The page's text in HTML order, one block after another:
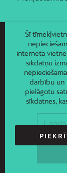
Piesakies
Šī
interneta
sīkdatņu
darbību un
pielāgotu
sīkdatnes,